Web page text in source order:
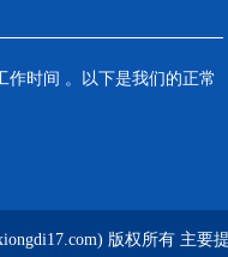
作时间 。以下是我们的正常
版权所有 主要